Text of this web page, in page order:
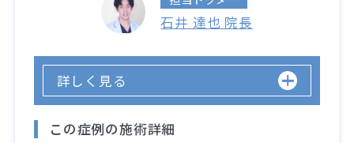
石井 達也 院長
詳しく見る
この症例の施術詳細